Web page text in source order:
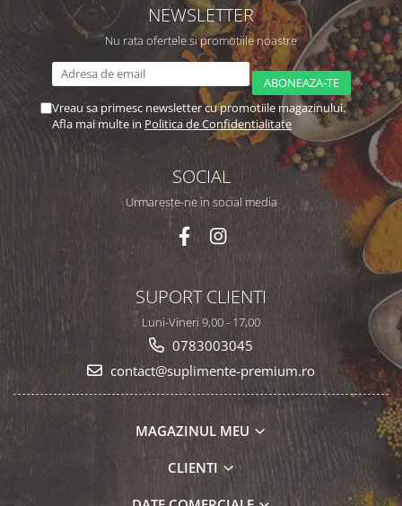
NEWSLETTER
Nu rata ofertele si promotiile noastre
Vreau sa primesc newsletter cu promotiile magazinului.
Afla mai multe in Politica de Confidentialitate
SOCIAL
Urmareste-ne in social media
SUPORT CLIENTI
Luni-Vineri 9,00 - 17,00
0783003045
contact@suplimente-premium.ro
MAGAZINUL MEU
CLIENTI